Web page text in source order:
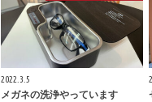
2022.3.5
メガネの洗浄やっています